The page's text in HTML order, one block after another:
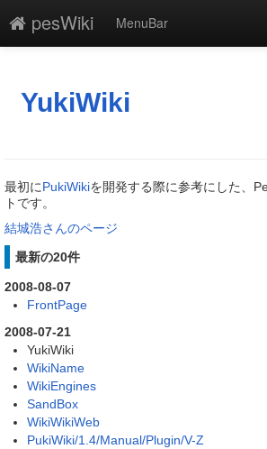
pesWiki
MenuBar
添付
最終更新
一覧
YukiWiki
最初にPukiWikiを開発する際に参考にした、
トです。
結城浩さんのページ
最新の20件
2008-08-07
FrontPage
2008-07-21
YukiWiki
WikiName
WikiEngines
SandBox
WikiWikiWeb
PukiWiki/1.4/Manual/Plugin/V-Z